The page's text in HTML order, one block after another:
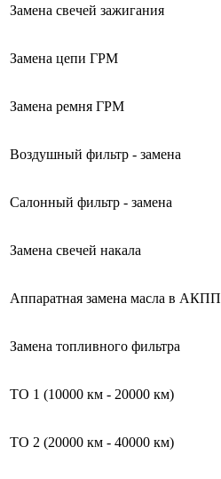
Замена свечей зажигания
Замена цепи ГРМ
Замена ремня ГРМ
Воздушный фильтр - замена
Салонный фильтр - замена
Замена свечей накала
Аппаратная замена масла в АКПП
Замена топливного фильтра
ТО 1 (10000 км - 20000 км)
ТО 2 (20000 км - 40000 км)